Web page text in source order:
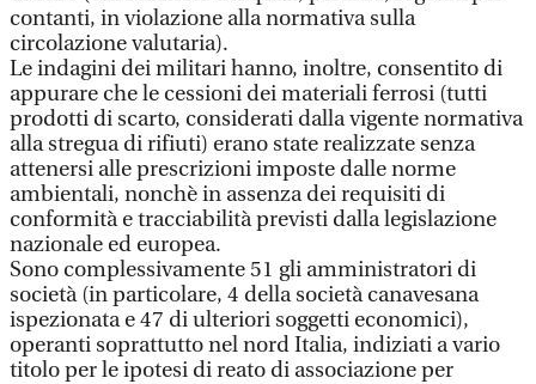
contanti, in violazione alla normativa sulla
circolazione valutaria).
Le indagini dei militari hanno, inoltre, consentito di
appurare che le cessioni dei materiali ferrosi (tutti
prodotti di scarto, considerati dalla vigente normativa
alla stregua di rifiuti) erano state realizzate senza
attenersi alle prescrizioni imposte dalle norme
ambientali, nonchè in assenza dei requisiti di
conformità e tracciabilità previsti dalla legislazione
nazionale ed europea.
Sono complessivamente 51 gli amministratori di
società (in particolare, 4 della società canavesana
ispezionata e 47 di ulteriori soggetti economici),
operanti soprattutto nel nord Italia, indiziati a vario
titolo per le ipotesi di reato di associazione per